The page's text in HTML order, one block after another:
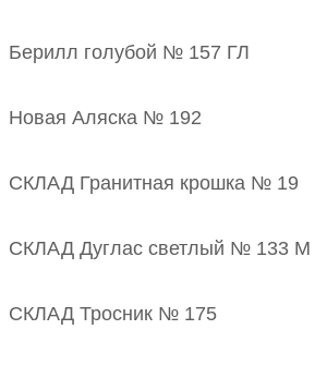
Берилл голубой № 157 ГЛ
Новая Аляска № 192
СКЛАД Гранитная крошка № 19
СКЛАД Дуглас светлый № 133 М
СКЛАД Тросник № 175